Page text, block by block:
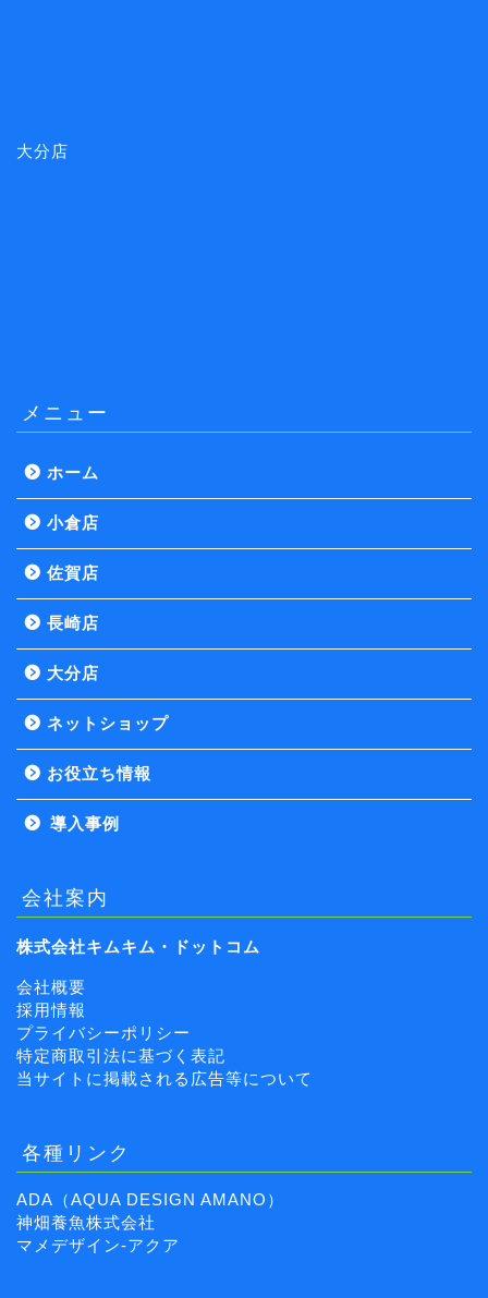
大分店
メニュー
ホーム
小倉店
佐賀店
長崎店
大分店
ネットショップ
お役立ち情報
導入事例
会社案内
株式会社キムキム・ドットコム
会社概要
採用情報
プライバシーポリシー
特定商取引法に基づく表記
当サイトに掲載される広告等について
各種リンク
ADA（AQUA DESIGN AMANO）
神畑養魚株式会社
マメデザイン-アクア